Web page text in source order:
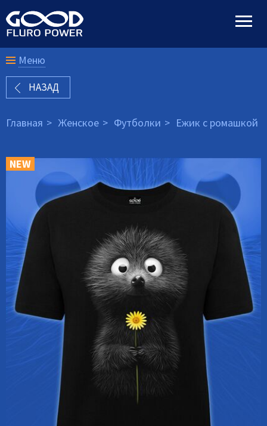
Меню
НАЗАД
Главная Женское Футболки Ежик с ромашкой
NEW